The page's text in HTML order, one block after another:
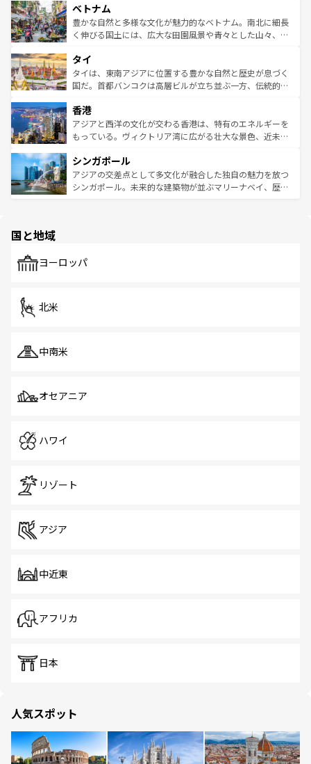
参照してほしい。
容にもいいと評判のスイーツなど、バラエティ豊かな料理
が味わえる。 なお、新着の台湾情報は コンテンツ一覧を参
照してほしい。
き、地方に足を延ばせば四季折々の自然美を楽しむことが
できる。そして、キムチや焼肉、絶品のストリートフード
まで、さまざまな韓国料理が待っている。夜には、韓国な
リティに包まれながら、韓国の多彩な魅力を心ゆくまで味
わってみてほしい。 なお、新着の韓国情報はコンテンツ一
覧を参照してほしい。
ベトナム
豊かな自然と多様な文化が魅力的なベトナム。南北に細長
く伸びる国土には、広大な田園風景や青々とした山々、世
急速な発展と共に伝統が息づく。ハノイの古い町並みやホ
ーチミン市のフランス統治時代の建物も、独特の雰囲気を
醸し出している。また、バラエティの豊かさとおいしさで
とつ。フォーやバインミー、ベトナムコーヒーなどは、ぜ
ひ現地で味わいたい。どの地域を訪れてもあたたかい人々
が旅行者を迎えてくれるので、きっと忘れられない旅にな
参照してほしい。
タイ
タイは、東南アジアに位置する豊かな自然と歴史が息づく
国だ。首都バンコクは高層ビルが立ち並ぶ一方、伝統的な
の活気が交差している。北部ではチェンマイなどの山岳地
帯で自然と触れ合い、南部ではプーケットやクラビの美し
いビーチでリゾート気分を楽しむことができる。タイ料理
激する。気候は一年中温暖で、どの季節にも異なる楽しみ
が待っている。親しみやすいタイの人々、仏教を中心とし
た文化、そして多様な観光資源が、訪れる旅人を魅了し続
香港
アジアと西洋の文化が交わる香港は、特有のエネルギーを
もっている。ヴィクトリア湾に広がる壮大な景色、近未来
み、どこを訪れても感動するはず。観光スポットが密集し
ており、効率よく見どころを回れるのも魅力。息をのむよ
うな絶景から文化的な体験まで、香港を存分に楽しみ尽く
シンガポール
アジアの交差点として多文化が融合した独自の魅力を放つ
シンガポール。未来的な建築物が並ぶマリーナベイ、歴史
で、ホーカーズは地元の風情を楽しめる外せないスポット
国と地域
ヨーロッパ
北米
中南米
オセアニア
ハワイ
リゾート
アジア
中近東
アフリカ
日本
人気スポット